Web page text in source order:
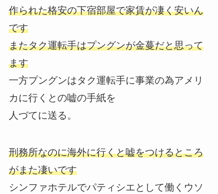
作られた格安の下宿部屋で家賃が凄く安いん
です
またタク運転手はプングンが金蔓だと思って
ます
一方プングンはタク運転手に事業の為アメリ
カに行くとの嘘の手紙を
人づてに送る。
刑務所なのに海外に行くと嘘をつけるところ
がまた凄いです
シンファホテルでパティシエとして働くウソ